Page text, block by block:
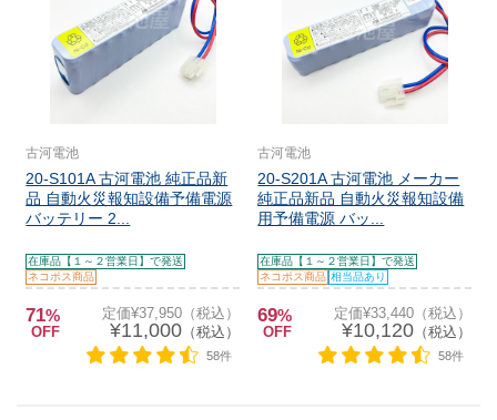
古河電池
20-S101A 古河電池 純正品新
品 自動火災報知設備予備電源
バッテリー 2...
在庫品【１～２営業日】で発送
ネコポス商品
71%
OFF
定価¥37,950（税込）
¥11,000（税込）
58件
古河電池
20-S201A 古河電池 メーカー
純正品新品 自動火災報知設備
用予備電源 バッ...
在庫品【１～２営業日】で発送
ネコポス商品 相当品あり
69%
OFF
定価¥33,440（税込）
¥10,120（税込）
58件